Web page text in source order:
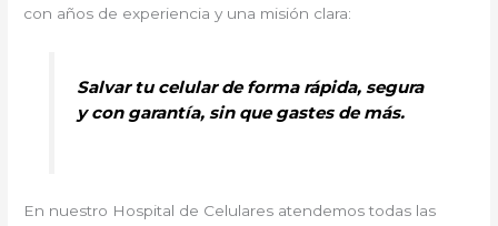
con años de experiencia y una misión clara:
Salvar tu celular de forma rápida, segura
y con garantía, sin que gastes de más.
En nuestro Hospital de Celulares atendemos todas las